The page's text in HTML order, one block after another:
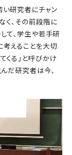
い研究者にチャン
く、その前段階に
て、学生や若手研
考えることを大切
くる」と呼びかけ
んだ研究者は今、